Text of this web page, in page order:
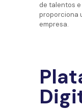
de talentos
proporciona
empresa.